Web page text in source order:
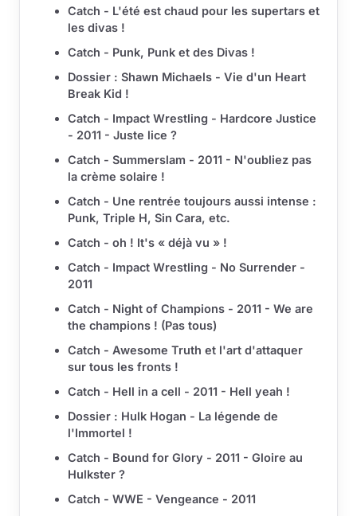
Catch - L'été est chaud pour les supertars et
les divas !
Catch - Punk, Punk et des Divas !
Dossier : Shawn Michaels - Vie d'un Heart
Break Kid !
Catch - Impact Wrestling - Hardcore Justice
- 2011 - Juste lice ?
Catch - Summerslam - 2011 - N'oubliez pas
la crème solaire !
Catch - Une rentrée toujours aussi intense :
Punk, Triple H, Sin Cara, etc.
Catch - oh ! It's « déjà vu » !
Catch - Impact Wrestling - No Surrender -
2011
Catch - Night of Champions - 2011 - We are
the champions ! (Pas tous)
Catch - Awesome Truth et l'art d'attaquer
sur tous les fronts !
Catch - Hell in a cell - 2011 - Hell yeah !
Dossier : Hulk Hogan - La légende de
l'Immortel !
Catch - Bound for Glory - 2011 - Gloire au
Hulkster ?
Catch - WWE - Vengeance - 2011